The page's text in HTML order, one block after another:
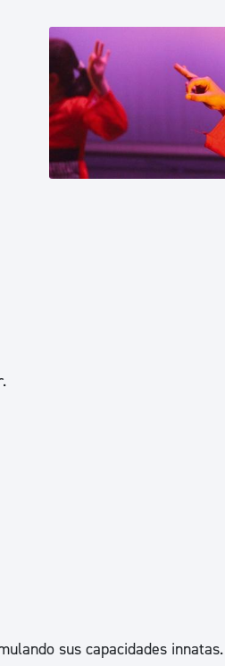
Desarrollo
Igualdad, Derechos
Cultura
sus capacidades innatas.